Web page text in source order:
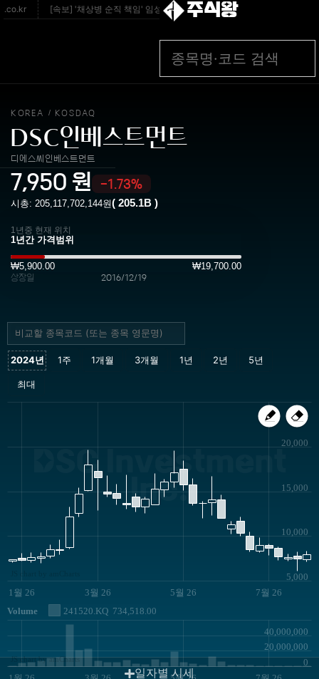
[속보] '채상병 순직 책임' 임성근 전 사단장 2심서도 징역 3년 - 파이낸셜
주식왕
KOREA / KOSDAQ
DSC인베스트먼트
디에스씨인베스트먼트
7,950 원 -1.73%
시총: 205,117,702,144원( 205.1B )
1년중 현재 위치
₩5,900.00 ₩19,700.00
상장일 2016/12/19
DSC Investment
Inc.
1월 26 3월 26 5월 26 7월 26
5,000
10,000
15,000
20,000
Volume 241520.KQ 734,518.00
0
20,000,000
40,000,000
JS chart by amCharts
일자별 시세